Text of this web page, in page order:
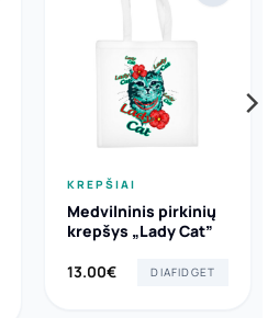
KREPŠIAI
Medvilninis pirkinių
krepšys „Lady Cat”
13.00€ DIAFIDGET